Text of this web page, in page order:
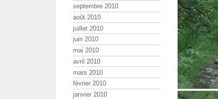
septembre 2010
août 2010
juillet 2010
juin 2010
mai 2010
avril 2010
mars 2010
février 2010
janvier 2010